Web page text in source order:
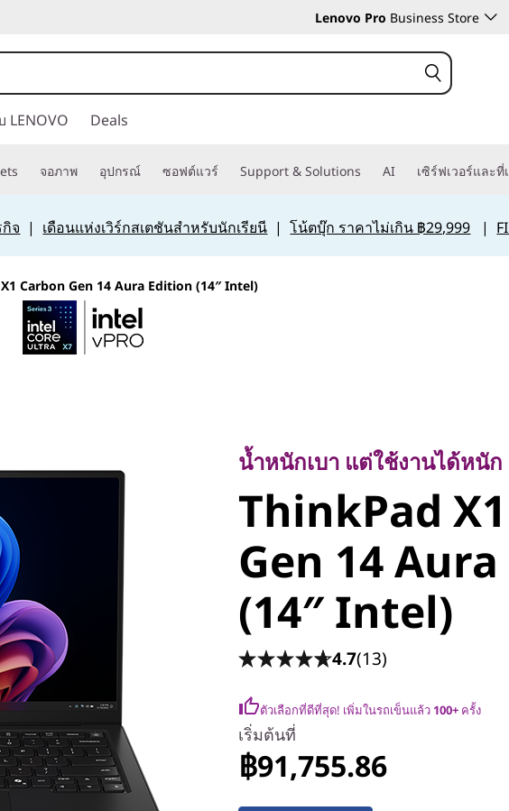
Lenovo Pro Business Store
LENOVO Deals
จอภาพ อุปกรณ์ ซอฟต์แวร์ Support & Solutions AI เซิร์ฟเวอร์และที่
จ | เดือนแห่งเวิร์กสเตชันสำหรับนักเรียนี |โน้ตบุ๊ก ราคาไม่เกิน ฿29,999 |
Carbon Gen 14 Aura Edition (14″ Intel)
ThinkPad X1
Carbon Gen
Edition (14″
น้ำหนักเบา แต่ใช้งานได้หนัก
ThinkPad
Gen 14
(14″ Intel)
4.7(13)
ตัวเลือกที่ดีที่สุด! เพิ่มในรถเข็นแล้ว 100+ ครั้ง
เริ่มต้นที่
฿91,755.86